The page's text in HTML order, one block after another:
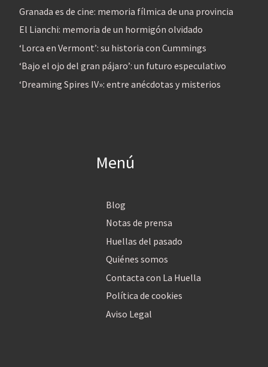
Granada es de cine: memoria fílmica de una provincia
El Lianchi: memoria de un hormigón olvidado
‘Lorca en Vermont’: su historia con Cummings
‘Bajo el ojo del gran pájaro’: un futuro especulativo
‘Dreaming Spires IV»: entre anécdotas y misterios
Menú
Blog
Notas de prensa
Huellas del pasado
Quiénes somos
Contacta con La Huella
Política de cookies
Aviso Legal